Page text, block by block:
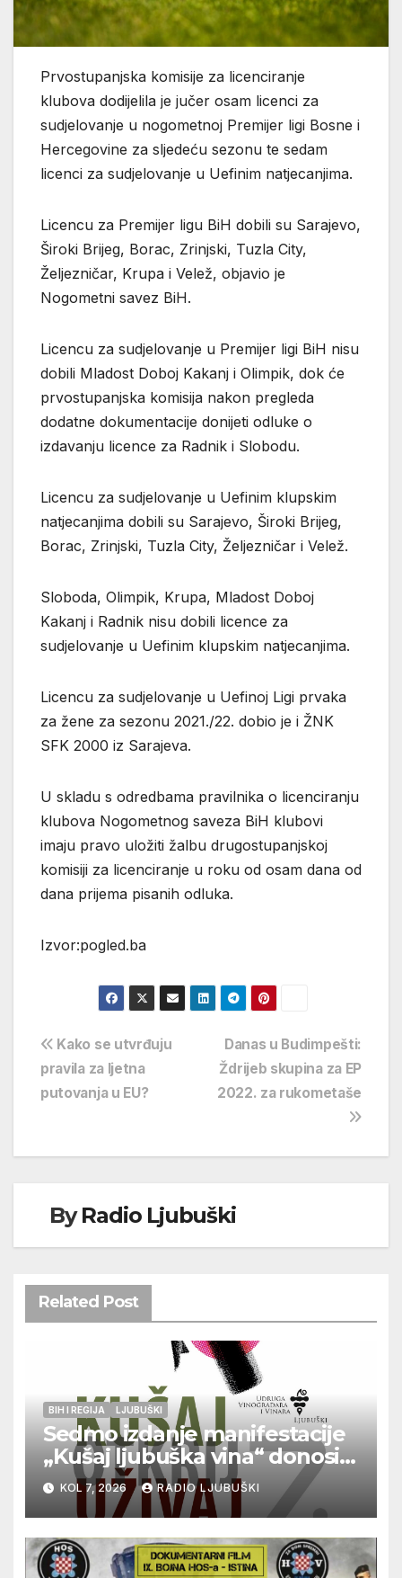
Prvostupanjska komisije za licenciranje
klubova dodijelila je jučer osam licenci za
sudjelovanje u nogometnoj Premijer ligi Bosne i
Hercegovine za sljedeću sezonu te sedam
licenci za sudjelovanje u Uefinim natjecanjima.
Licencu za Premijer ligu BiH dobili su Sarajevo,
Široki Brijeg, Borac, Zrinjski, Tuzla City,
Željezničar, Krupa i Velež, objavio je
Nogometni savez BiH.
Licencu za sudjelovanje u Premijer ligi BiH nisu
dobili Mladost Doboj Kakanj i Olimpik, dok će
prvostupanjska komisija nakon pregleda
dodatne dokumentacije donijeti odluke o
izdavanju licence za Radnik i Slobodu.
Licencu za sudjelovanje u Uefinim klupskim
natjecanjima dobili su Sarajevo, Široki Brijeg,
Borac, Zrinjski, Tuzla City, Željezničar i Velež.
Sloboda, Olimpik, Krupa, Mladost Doboj
Kakanj i Radnik nisu dobili licence za
sudjelovanje u Uefinim klupskim natjecanjima.
Licencu za sudjelovanje u Uefinoj Ligi prvaka
za žene za sezonu 2021./22. dobio je i ŽNK
SFK 2000 iz Sarajeva.
U skladu s odredbama pravilnika o licenciranju
klubova Nogometnog saveza BiH klubovi
imaju pravo uložiti žalbu drugostupanjskoj
komisiji za licenciranje u roku od osam dana od
dana prijema pisanih odluka.
Izvor:pogled.ba
Navigacija
objava
Danas u Budimpešti:
Ždrijeb skupina za EP
2022. za rukometaše
Kako se utvrđuju
pravila za ljetna
putovanja u EU?
ByRadio Ljubuški
Related Post
BIH I REGIJA LJUBUŠKI
Sedmo izdanje manifestacije
„Kušaj ljubuška vina“ donosi
vrhunska vina, gastronomiju i
glazbu
KOL 7, 2026 RADIO LJUBUŠKI